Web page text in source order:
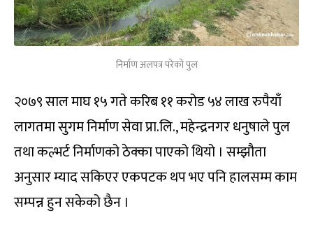
निर्माण अलपत्र परेको पुल
२०७९ साल माघ १५ गते करिब ११ करोड ५४ लाख रुपैयाँ
लागतमा सुगम निर्माण सेवा प्रा.लि., महेन्द्रनगर धनुषाले पुल
तथा कल्भर्ट निर्माणको ठेक्का पाएको थियो । सम्झौता
अनुसार म्याद सकिएर एकपटक थप भए पनि हालसम्म काम
सम्पन्न हुन सकेको छैन ।